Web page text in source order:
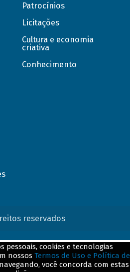
Patrocínios
Licitações
Cultura e economia
criativa
Conhecimento
reservados
pessoais, cookies e tecnologias
nossos Termos de Uso e Política de
você concorda com estas